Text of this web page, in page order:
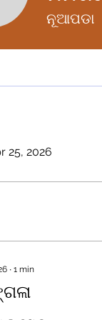
ନୂଆପଡା
25, 2026
∙ 1 min